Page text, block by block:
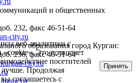
и общественных
232, факс 46-51-64
city.ru
образования город Курган:
236, факс 46-51-64
city.ru
веб-аналитики с
Это позволяет
посетителей
лучше. Продолжая
соглашаетесь с
Принять